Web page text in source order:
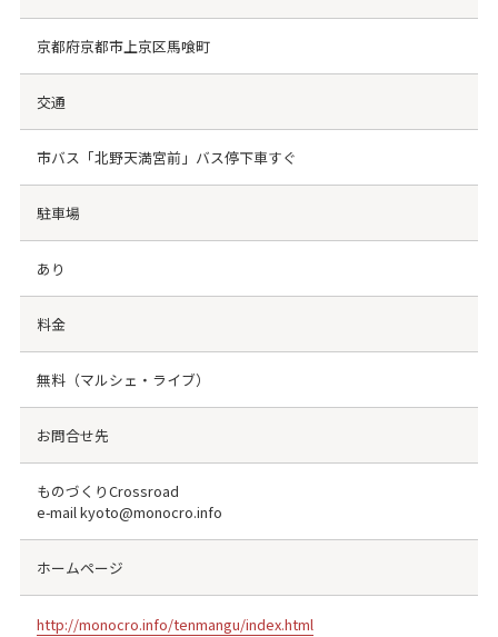
京都府京都市上京区馬喰町
交通
市バス「北野天満宮前」バス停下車すぐ
駐車場
あり
料金
無料（マルシェ・ライブ）
お問合せ先
ものづくりCrossroad
e-mail kyoto@monocro.info
ホームページ
http://monocro.info/tenmangu/index.html